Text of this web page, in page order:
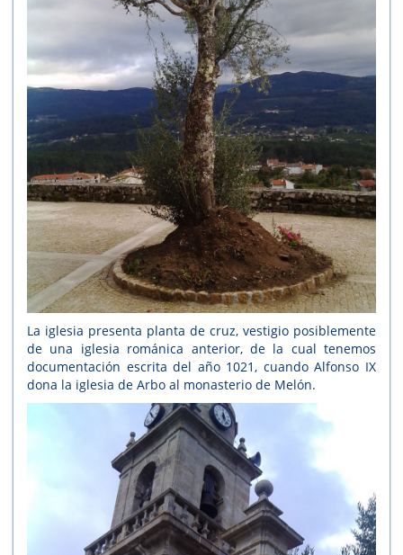
La iglesia presenta planta de cruz, vestigio posiblemente
de una iglesia románica anterior, de la cual tenemos
documentación escrita del año 1021, cuando Alfonso IX
dona la iglesia de Arbo al monasterio de Melón.